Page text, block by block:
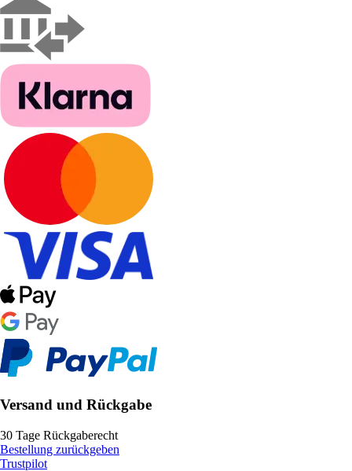
Versand und Rückgabe
30 Tage Rückgaberecht
Bestellung zurückgeben
Trustpilot